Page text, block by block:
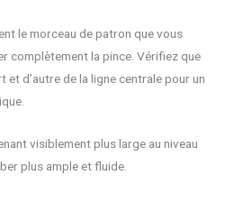
le morceau de patron que vous
complètement la pince. Vérifiez que
d’autre de la ligne centrale pour un
visiblement plus large au niveau
plus ample et fluide.